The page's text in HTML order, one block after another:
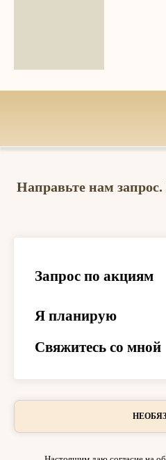
Направьте нам
Запрос по акциям
Я планирую
Свяжитесь со мной